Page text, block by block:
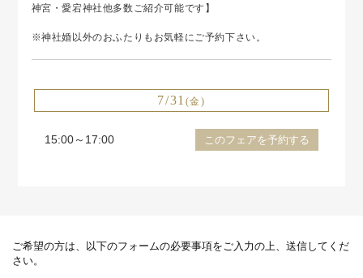
神宮・愛宕神社他多数ご紹介可能です】
※神社婚以外のおふたりもお気軽にご予約下さい。
7/31 (金)
15:00～17:00 このフェアを予約する